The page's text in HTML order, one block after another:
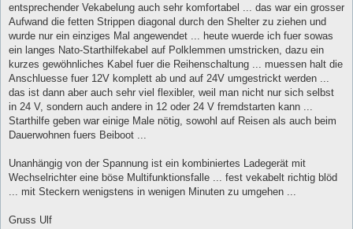
entsprechender Vekabelung auch sehr komfortabel ... das war ein grosser
Aufwand die fetten Strippen diagonal durch den Shelter zu ziehen und
wurde nur ein einziges Mal angewendet ... heute wuerde ich fuer sowas
ein langes Nato-Starthilfekabel auf Polklemmen umstricken, dazu ein
kurzes gewöhnliches Kabel fuer die Reihenschaltung ... muessen halt die
Anschluesse fuer 12V komplett ab und auf 24V umgestrickt werden ...
das ist dann aber auch sehr viel flexibler, weil man nicht nur sich selbst
in 24 V, sondern auch andere in 12 oder 24 V fremdstarten kann ...
Starthilfe geben war einige Male nötig, sowohl auf Reisen als auch beim
Dauerwohnen fuers Beiboot ...
Unanhängig von der Spannung ist ein kombiniertes Ladegerät mit
Wechselrichter eine böse Multifunktionsfalle ... fest vekabelt richtig blöd
... mit Steckern wenigstens in wenigen Minuten zu umgehen ...
Gruss Ulf